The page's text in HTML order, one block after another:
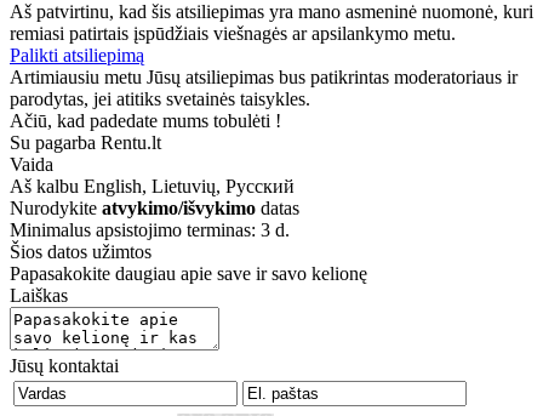
Aš patvirtinu, kad šis atsiliepimas yra mano asmeninė nuomonė, kuri
remiasi patirtais įspūdžiais viešnagės ar apsilankymo metu.
Palikti atsiliepimą
Artimiausiu metu Jūsų atsiliepimas bus patikrintas moderatoriaus ir
parodytas, jei atitiks svetainės taisykles.
Ačiū, kad padedate mums tobulėti !
Su pagarba Rentu.lt
Vaida
Aš kalbu English, Lietuvių, Русский
Nurodykite atvykimo/išvykimo datas
Minimalus apsistojimo terminas: 3 d.
Šios datos užimtos
Papasakokite daugiau apie save ir savo kelionę
Laiškas
Jūsų kontaktai